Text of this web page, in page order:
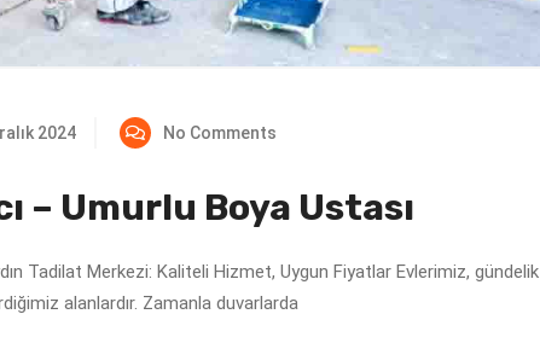
2024 No Comments
– Umurlu Boya Ustası
Tadilat Merkezi: Kaliteli Hizmet, Uygun Fiyatlar Evlerimiz, gündelik
alanlardır. Zamanla duvarlarda